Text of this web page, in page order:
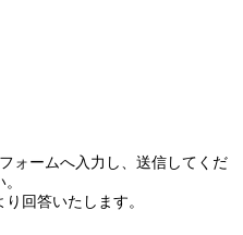
ォームへ入力し、送信してくだ
回答いたします。